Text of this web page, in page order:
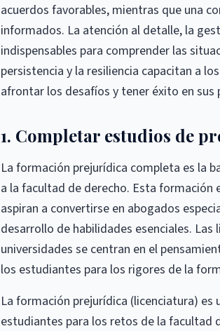
acuerdos favorables, mientras que una
informados. La atención al detalle, la
indispensables para comprender las
persistencia y la resiliencia capacitan a
afrontar los desafíos y tener éxito en sus
1. Completar estudios de
La formación prejurídica completa es la
a la facultad de derecho. Esta formación
aspiran a convertirse en abogados
desarrollo de habilidades esenciales.
universidades se centran en el
los estudiantes para los rigores de la
La formación prejurídica (licenciatura)
estudiantes para los retos de la facultad